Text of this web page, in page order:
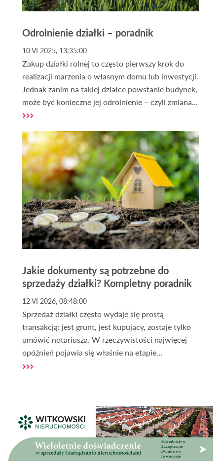
Odrolnienie działki – poradnik
10 VI 2025, 13:35:00
Zakup działki rolnej to często pierwszy krok do
realizacji marzenia o własnym domu lub inwestycji.
Jednak zanim na takiej działce powstanie budynek,
może być konieczne jej odrolnienie – czyli zmiana
przeznaczenia gruntu z rolniczego na budowlany.
przez procesodrolnienia, wyjaśnimy, czym jest
trwałe wyłączenie z produkcji rolnej oraz co zrobić
w przypadku braku miejscowego planu
zagospodarowania.
Jakie dokumenty są potrzebne do
sprzedaży działki? Kompletny poradnik
12 VI 2026, 08:48:00
Sprzedaż działki często wydaje się prostą
transakcją: jest grunt, jest kupujący, zostaje tylko
umówić notariusza. W rzeczywistości najwięcej
opóźnień pojawia się właśnie na etapie
dokumentów, gdy brakuje aktualnego wypisu z
dopiero przy finalizacji dowiaduje się, że potrzebne
będą dodatkowe zaświadczenia z urzędu, a wtedy
cała sprzedaż działki przesuwa się o kolejne dni lub
tygodnie.